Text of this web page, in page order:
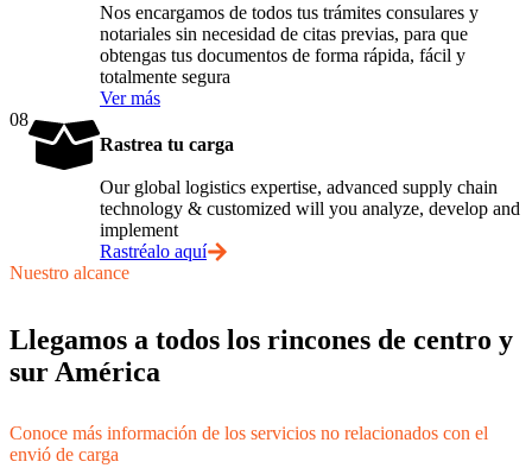
Nos encargamos de todos tus trámites consulares y
notariales sin necesidad de citas previas, para que
obtengas tus documentos de forma rápida, fácil y
totalmente segura
Ver más
08
Rastrea tu carga
Our global logistics expertise, advanced supply chain
technology & customized will you analyze, develop and
implement
Rastréalo aquí
Nuestro alcance
Llegamos a todos los rincones de centro y
sur América
Conoce más información de los servicios no relacionados con el
envió de carga